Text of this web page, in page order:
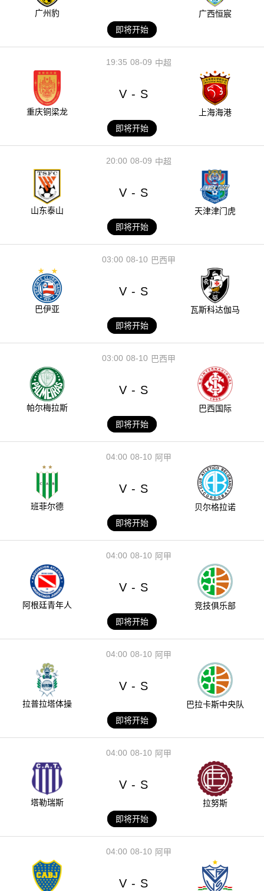
广州豹
广西恒宸
即将开始
08-09
19:35 中超
重庆铜梁龙
V - S
上海海港
即将开始
08-09
20:00 中超
山东泰山
V - S
天津津门虎
即将开始
08-10
03:00 巴西甲
巴伊亚
V - S
瓦斯科达伽马
即将开始
08-10
03:00 巴西甲
帕尔梅拉斯
V - S
巴西国际
即将开始
08-10
04:00 阿甲
班菲尔德
V - S
贝尔格拉诺
即将开始
08-10
04:00 阿甲
阿根廷青年人
V - S
竞技俱乐部
即将开始
08-10
04:00 阿甲
拉普拉塔体操
V - S
巴拉卡斯中央队
即将开始
08-10
04:00 阿甲
塔勒瑞斯
V - S
拉努斯
即将开始
08-10
04:00 阿甲
V - S